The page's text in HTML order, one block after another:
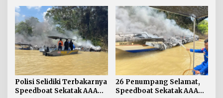
Pentingnya Standar
Keselamatan
Skema
Polisi Selidiki Terbakarnya
Speedboat Sekatak AAA
26 Penumpang Selamat,
Speedboat Sekatak AAA